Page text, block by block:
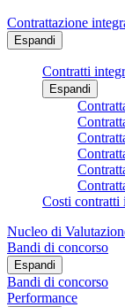
Contrattazione
Espandi
Contratti
Espandi
Costi contratti
Nucleo di
Bandi di concorso
Espandi
Bandi di concorso
Performance